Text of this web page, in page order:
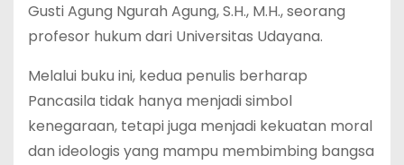
Gusti Agung Ngurah Agung, S.H., M.H., seorang
profesor hukum dari Universitas Udayana.
Melalui buku ini, kedua penulis berharap
Pancasila tidak hanya menjadi simbol
kenegaraan, tetapi juga menjadi kekuatan moral
dan ideologis yang mampu membimbing bangsa